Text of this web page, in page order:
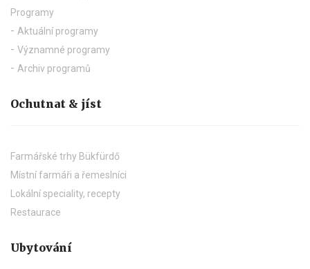
Programy
Aktuální programy
Významné programy
Archiv programů
Ochutnat & jíst
Farmářské trhy Bükfürdő
Místní farmáři a řemeslníci
Lokální speciality, recepty
Restaurace
Ubytování